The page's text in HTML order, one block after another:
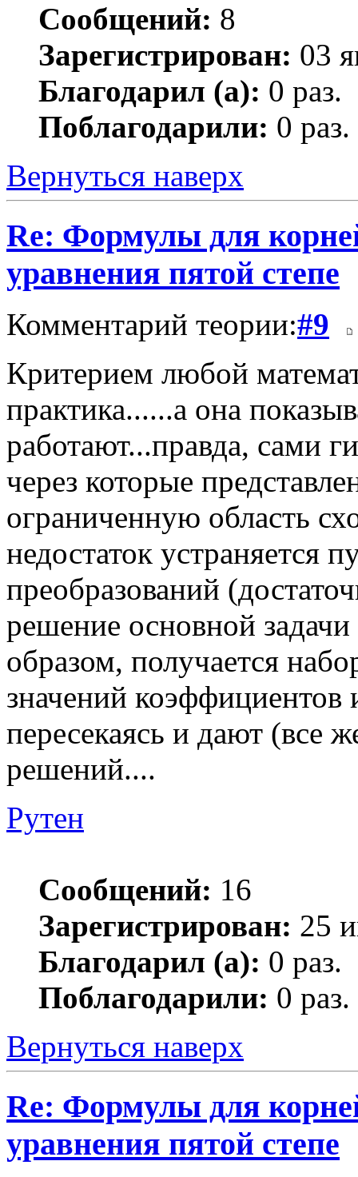
Сообщений: 8
Зарегистрирован: 03
Благодарил (а): 0 раз.
Поблагодарили: 0 раз.
Вернуться наверх
Re: Формулы для
уравнения пятой степе
Комментарий теории:#9
Критерием любой
практика......а она
работают...правда, сами
через которые
ограниченную область
недостаток устраняется
преобразований
решение основной
образом, получается
значений коэффициентов
пересекаясь и дают (все
решений....
Рутен
Сообщений: 16
Зарегистрирован: 25
Благодарил (а): 0 раз.
Поблагодарили: 0 раз.
Вернуться наверх
Re: Формулы для
уравнения пятой степе